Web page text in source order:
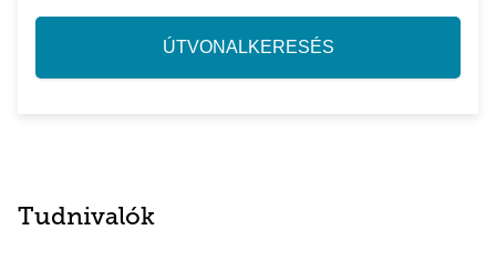
ÚTVONALKERESÉS
Tudnivalók